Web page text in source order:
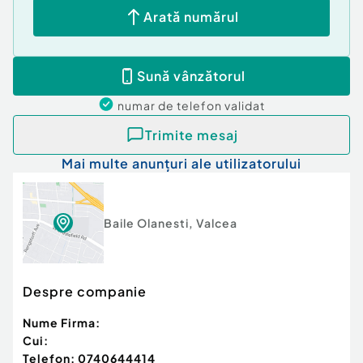
Pentru mai multe detalii și vizionări, nu ezitați să
mă contactați; 0740644414 Monica Olescu.
Număr niveluri imobil:2
mai mult de 3
Posibilitate parcare: Da
Nr. locuri parcare:2
Apă
Canalizare
Gaz
Încălzire
Demisol
Arată numărul
Sună vânzătorul
numar de telefon validat
Trimite mesaj
Mai multe anunțuri ale utilizatorului
Baile Olanesti, Valcea
Despre companie
Nume Firma:
Cui:
Telefon: 0740644414